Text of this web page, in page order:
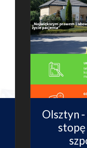
Olsztyn -